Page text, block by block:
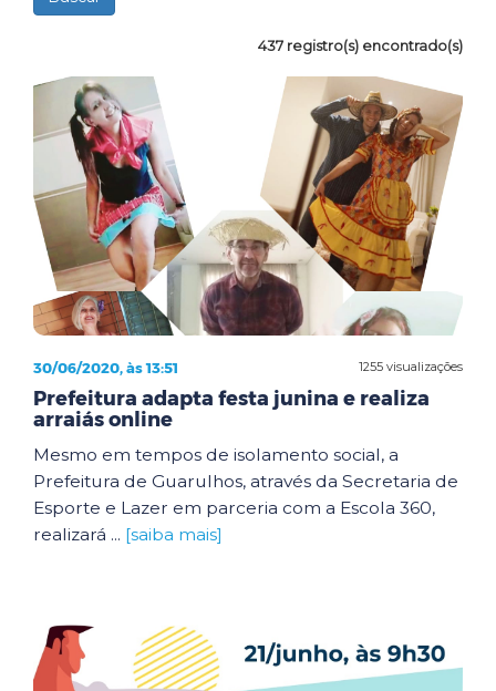
437 registro(s) encontrado(s)
1255 visualizações
30/06/2020, às 13:51
Prefeitura adapta festa junina e realiza
arraiás online
Mesmo em tempos de isolamento social, a
Prefeitura de Guarulhos, através da Secretaria de
Esporte e Lazer em parceria com a Escola 360,
realizará ... [saiba mais]